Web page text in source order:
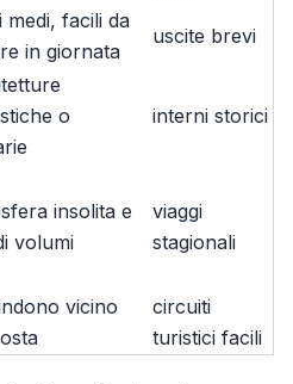
medi, facili da
in giornata
uscite brevi
o
interni storici
insolita e
volumi
viaggi
stagionali
vicino
circuiti
turistici facili